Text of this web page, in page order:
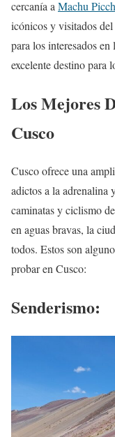
cercanía a Machu
icónicos y visitados
para los interesados
excelente destino para
Los Mejores
Cusco
Cusco ofrece una
adictos a la adrenalina
caminatas y ciclismo
en aguas bravas, la
todos. Estos son
probar en Cusco:
Senderismo: